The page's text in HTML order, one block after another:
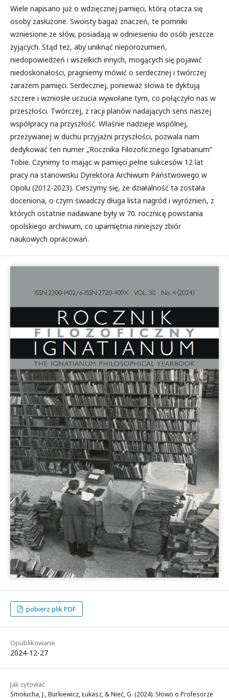
Wiele napisano już o wdzięcznej pamięci, którą otacza się
osoby zasłużone. Swoisty bagaż znaczeń, te pomniki
wzniesione ze słów, posiadają w odniesieniu do osób jeszcze
żyjących. Stąd też, aby uniknąć nieporozumień,
niedopowiedzeń i wszelkich innych, mogących się pojawić
niedoskonałości, pragniemy mówić o serdecznej i twórczej
zarazem pamięci. Serdecznej, ponieważ słowa te dyktują
szczere i wzniosłe uczucia wywołane tym, co połączyło nas w
przeszłości. Twórczej, z racji planów nadających sens naszej
współpracy na przyszłość. Właśnie nadzieje wspólnej,
przeżywanej w duchu przyjaźni przyszłości, pozwala nam
dedykować ten numer „Rocznika Filozoficznego Ignatianum”
Tobie. Czynimy to mając w pamięci pełne sukcesów 12 lat
pracy na stanowisku Dyrektora Archiwum Państwowego w
Opolu (2012-2023). Cieszymy się, że działalność ta została
doceniona, o czym świadczy długa lista nagród i wyróżnień, z
których ostatnie nadawane były w 70. rocznicę powstania
opolskiego archiwum, co upamiętnia niniejszy zbiór
naukowych opracowań.
pobierz plik PDF
Opublikowane
2024-12-27
Jak cytować
Smołucha, J., Burkiewicz, Łukasz, & Nieć, G. (2024). Słowo o Profesorze